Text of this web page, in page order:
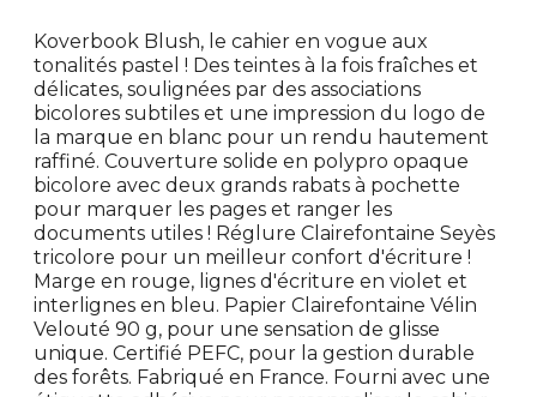
Koverbook Blush, le cahier en vogue aux
tonalités pastel ! Des teintes à la fois fraîches et
délicates, soulignées par des associations
bicolores subtiles et une impression du logo de
la marque en blanc pour un rendu hautement
raffiné. Couverture solide en polypro opaque
bicolore avec deux grands rabats à pochette
pour marquer les pages et ranger les
documents utiles ! Réglure Clairefontaine Seyès
tricolore pour un meilleur confort d'écriture !
Marge en rouge, lignes d'écriture en violet et
interlignes en bleu. Papier Clairefontaine Vélin
Velouté 90 g, pour une sensation de glisse
unique. Certifié PEFC, pour la gestion durable
des forêts. Fabriqué en France. Fourni avec une